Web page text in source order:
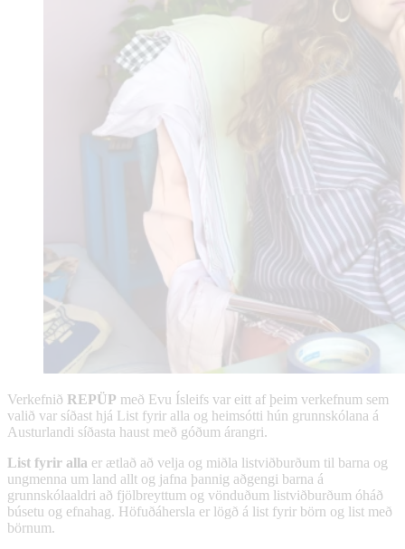
Verkefnið REPÜP með Evu Ísleifs var eitt af þeim verkefnum sem
valið var síðast hjá List fyrir alla og heimsótti hún grunnskólana á
Austurlandi síðasta haust með góðum árangri.
List fyrir alla er ætlað að velja og miðla listviðburðum til barna og
ungmenna um land allt og jafna þannig aðgengi barna á
grunnskólaaldri að fjölbreyttum og vönduðum listviðburðum óháð
búsetu og efnahag. Höfuðáhersla er lögð á list fyrir börn og list með
börnum.